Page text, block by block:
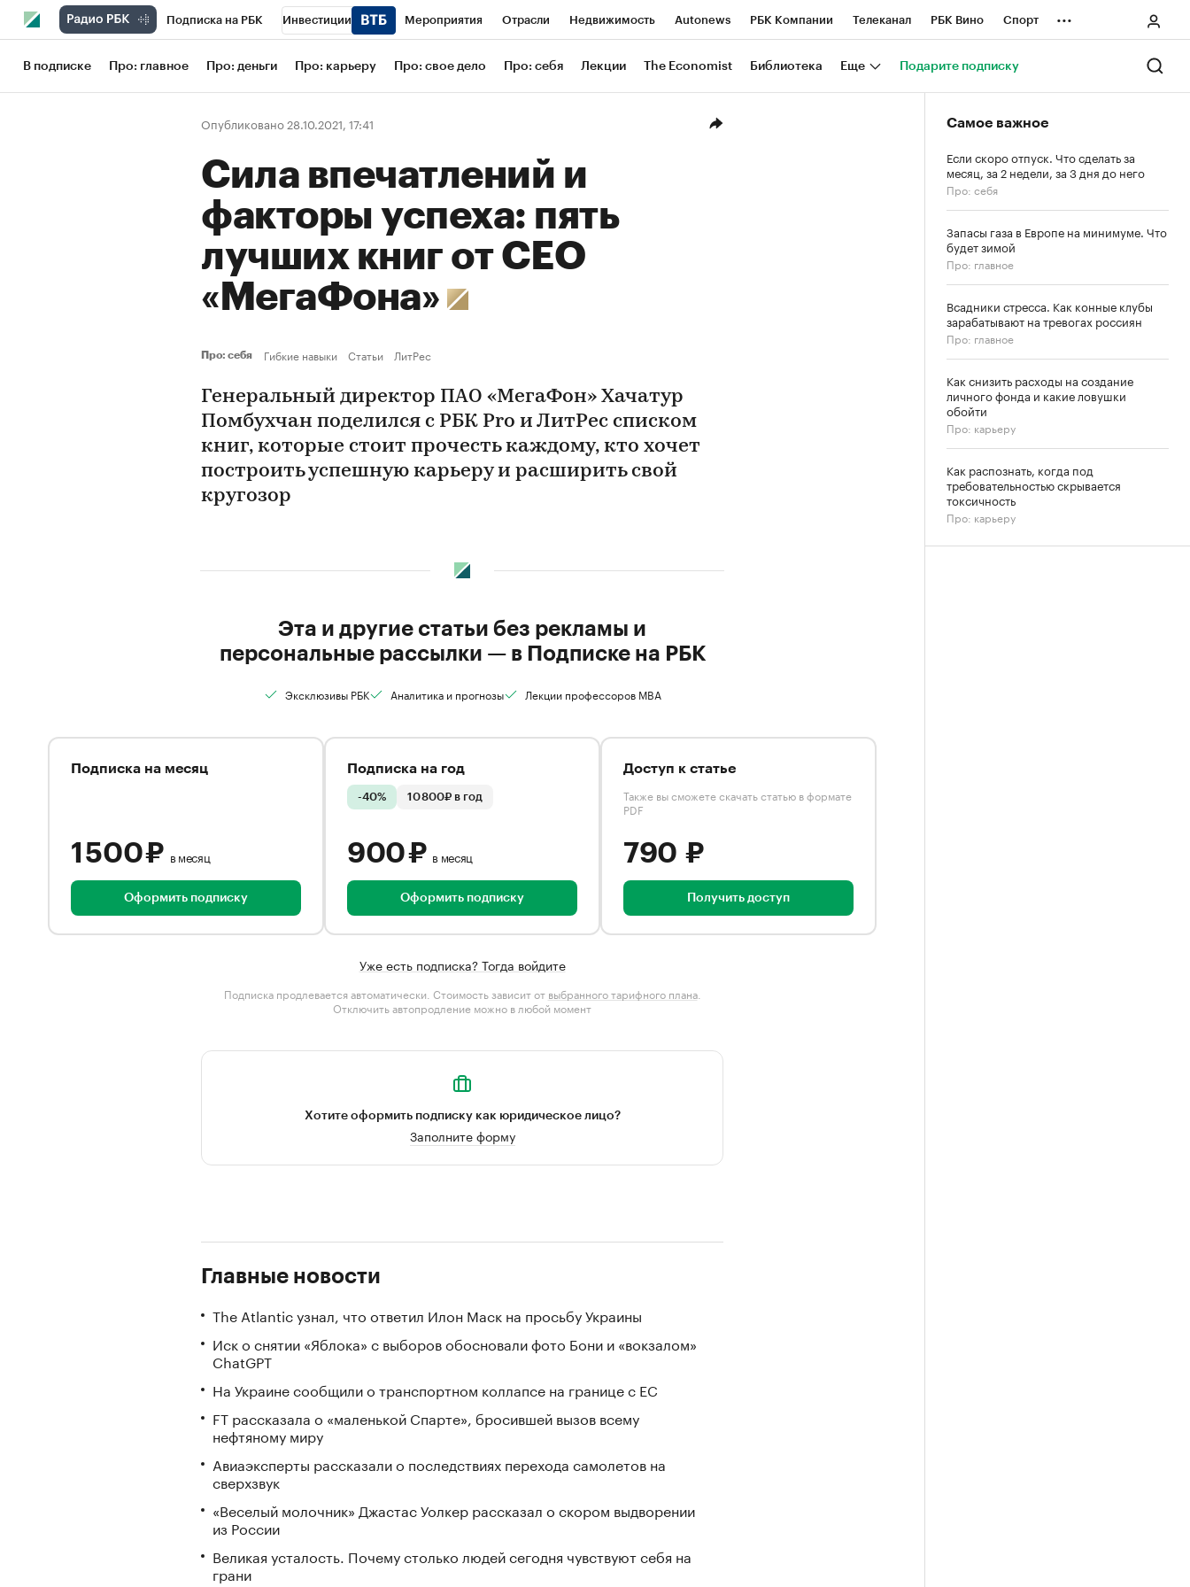
Подписка на РБК Инвестиции Мероприятия Отрасли Недвижимость Autonews РБК Компании Телеканал РБК Вино Спорт
Школа управления РБК РБК Образование РБК Life Тренды Визионеры Национальные проекты Город
Рынок наличной валюты
...
В подписке Про: главное Про: деньги Про: карьеру Про: свое дело Про: себя Лекции The Economist Библиотека Еще Подарите подписку
Опубликовано 28.10.2021, 17:41
Сила впечатлений и
факторы успеха: пять
лучших книг от CEO
«МегаФона»
Про: себя Гибкие навыки Статьи ЛитРес
Генеральный директор ПАО «МегаФон» Хачатур
Помбухчан поделился с РБК Pro и ЛитРес списком
книг, которые стоит прочесть каждому, кто хочет
построить успешную карьеру и расширить свой
кругозор
Эта и другие статьи без рекламы и
персональные рассылки — в Подписке на РБК
Эксклюзивы РБК Аналитика и прогнозы Лекции профессоров MBA
Подписка на месяц
1 500 ₽ в месяц
Оформить подписку
Подписка на год
-40% 10 800₽ в год
900 ₽ в месяц
Оформить подписку
Доступ к статье
Также вы сможете скачать статью в формате
PDF
790 ₽
Получить доступ
Уже есть подписка? Тогда войдите
Подписка продлевается автоматически. Стоимость зависит от выбранного тарифного плана.
Отключить автопродление можно в любой момент
Хотите оформить подписку как юридическое лицо?
Заполните форму
Главные новости
The Atlantic узнал, что ответил Илон Маск на просьбу Украины
Иск о снятии «Яблока» с выборов обосновали фото Бони и «вокзалом»
ChatGPT
На Украине сообщили о транспортном коллапсе на границе с ЕС
FT рассказала о «маленькой Спарте», бросившей вызов всему
нефтяному миру
Авиаэксперты рассказали о последствиях перехода самолетов на
сверхзвук
«Веселый молочник» Джастас Уолкер рассказал о скором выдворении
из России
Великая усталость. Почему столько людей сегодня чувствуют себя на
грани
Самое важное
Если скоро отпуск. Что сделать за
месяц, за 2 недели, за 3 дня до него
Про: себя
Запасы газа в Европе на минимуме. Что
будет зимой
Про: главное
Всадники стресса. Как конные клубы
зарабатывают на тревогах россиян
Про: главное
Как снизить расходы на создание
личного фонда и какие ловушки
обойти
Про: карьеру
Как распознать, когда под
требовательностью скрывается
токсичность
Про: карьеру